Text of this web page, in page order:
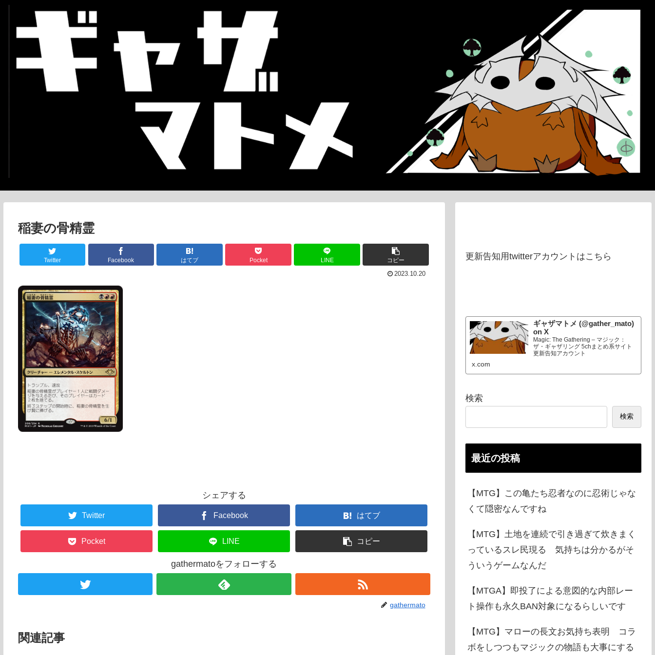
稲妻の骨精霊
Twitter Facebook はてブ Pocket LINE コピー
2023.10.20
シェアする
Twitter Facebook はてブ
Pocket LINE コピー
gathermatoをフォローする
gathermato
関連記事
更新告知用twitterアカウントはこちら
ギャザマトメ (@gather_mato)
on X
Magic: The Gathering – マジック：
ザ・ギャザリング 5chまとめ系サイト
更新告知アカウント
x.com
検索
検索
最近の投稿
【MTG】この亀たち忍者なのに忍術じゃな
くて隠密なんですね
【MTG】土地を連続で引き過ぎて炊きまく
っているスレ民現る 気持ちは分かるがそ
ういうゲームなんだ
【MTGA】即投了による意図的な内部レー
ト操作も永久BAN対象になるらしいです
【MTG】マローの長文お気持ち表明 コラ
ボをしつつもマジックの物語も大事にする